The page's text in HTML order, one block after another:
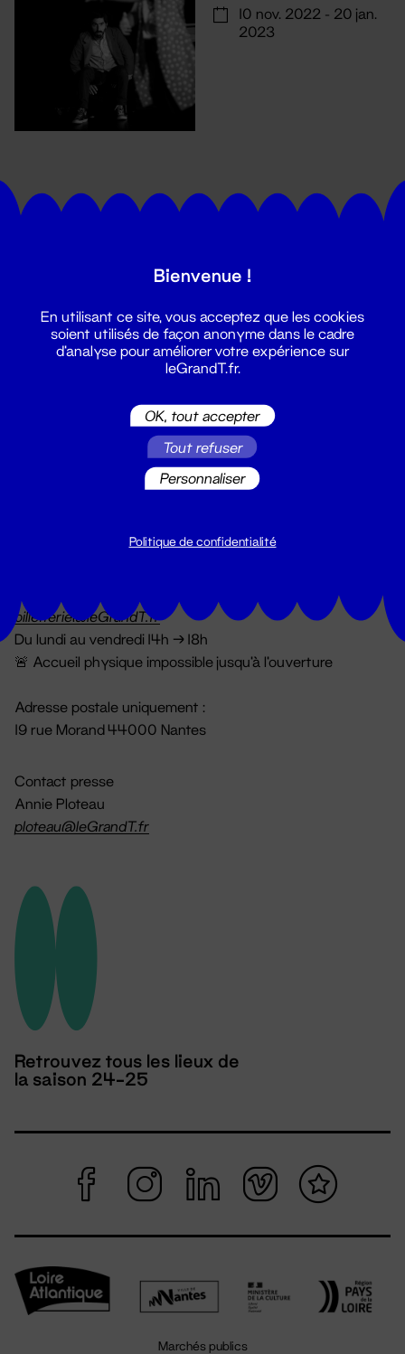
10 nov. 2022 - 20 jan.
2023
Grand T :
billetterie@leGrandT.fr
Du lundi au vendredi 14h → 18h
🚨 Accueil physique impossible jusqu'à l'ouverture
Adresse postale uniquement :
19 rue Morand 44000 Nantes
Contact presse
Annie Ploteau
ploteau@leGrandT.fr
Retrouvez tous les lieux de
la saison 24-25
Marchés publics
Bienvenue !
En utilisant ce site, vous acceptez que les cookies
soient utilisés de façon anonyme dans le cadre
d'analyse pour améliorer votre expérience sur
leGrandT.fr.
OK, tout accepter
Tout refuser
Personnaliser
Politique de confidentialité